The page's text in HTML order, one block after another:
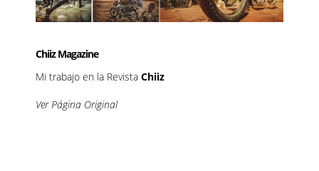
Chiiz Magazine
Mi trabajo en la Revista Chiiz
Ver Página Original